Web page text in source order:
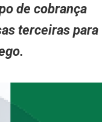
de cobrança
terceiras para